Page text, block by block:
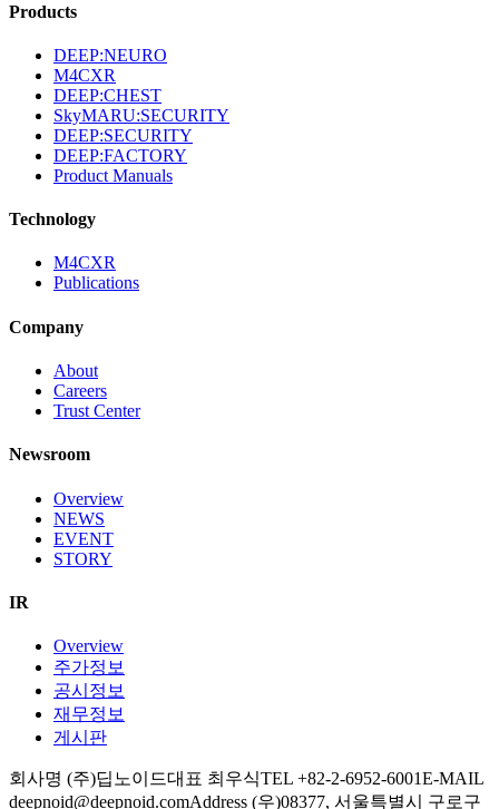
Products
DEEP:NEURO
M4CXR
DEEP:CHEST
SkyMARU:SECURITY
DEEP:SECURITY
DEEP:FACTORY
Product Manuals
Technology
M4CXR
Publications
Company
About
Careers
Trust Center
Newsroom
Overview
NEWS
EVENT
STORY
IR
Overview
주가정보
공시정보
재무정보
게시판
회사명 (주)딥노이드대표 최우식TEL +82-2-6952-6001E-MAIL
deepnoid@deepnoid.comAddress (우)08377, 서울특별시 구로구